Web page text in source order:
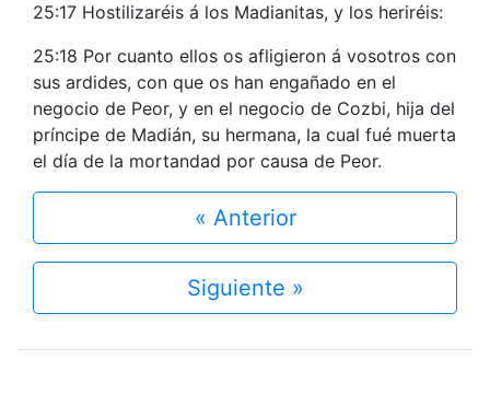
25:17 Hostilizaréis á los Madianitas, y los heriréis:
25:18 Por cuanto ellos os afligieron á vosotros con
sus ardides, con que os han engañado en el
negocio de Peor, y en el negocio de Cozbi, hija del
príncipe de Madián, su hermana, la cual fué muerta
el día de la mortandad por causa de Peor.
« Anterior
Siguiente »